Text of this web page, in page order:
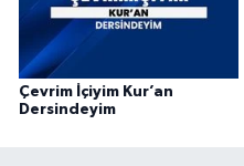
Çevrim İçiyim Kur’an
Dersindeyim
Denizli Müftülüğü
Diyarbakır Müftülüğü
Diyanet TV
İhtida Haberleri